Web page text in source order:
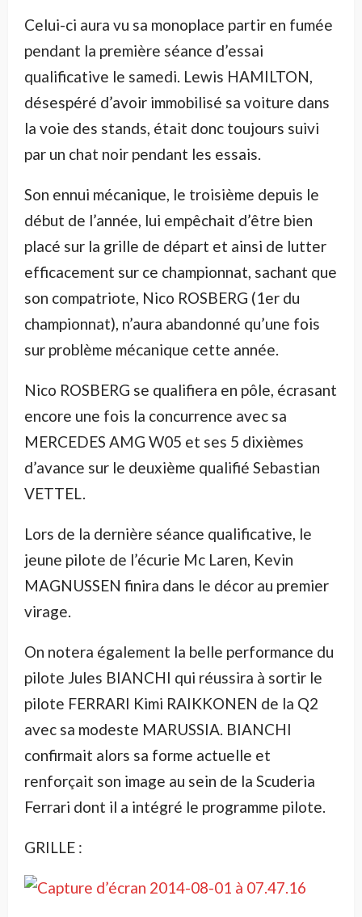
Celui-ci aura vu sa monoplace partir en fumée
pendant la première séance d’essai
qualificative le samedi. Lewis HAMILTON,
désespéré d’avoir immobilisé sa voiture dans
la voie des stands, était donc toujours suivi
par un chat noir pendant les essais.
Son ennui mécanique, le troisième depuis le
début de l’année, lui empêchait d’être bien
placé sur la grille de départ et ainsi de lutter
efficacement sur ce championnat, sachant que
son compatriote, Nico ROSBERG (1er du
championnat), n’aura abandonné qu’une fois
sur problème mécanique cette année.
Nico ROSBERG se qualifiera en pôle, écrasant
encore une fois la concurrence avec sa
MERCEDES AMG W05 et ses 5 dixièmes
d’avance sur le deuxième qualifié Sebastian
VETTEL.
Lors de la dernière séance qualificative, le
jeune pilote de l’écurie Mc Laren, Kevin
MAGNUSSEN finira dans le décor au premier
virage.
On notera également la belle performance du
pilote Jules BIANCHI qui réussira à sortir le
pilote FERRARI Kimi RAIKKONEN de la Q2
avec sa modeste MARUSSIA. BIANCHI
confirmait alors sa forme actuelle et
renforçait son image au sein de la Scuderia
Ferrari dont il a intégré le programme pilote.
GRILLE :